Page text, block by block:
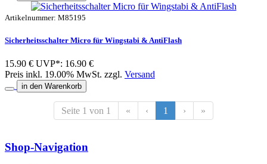
Artikelnummer: M85195
Sicherheitsschalter Micro für Wingstabi & AntiFlash
15.90 € UVP*: 16.90 €
Preis inkl. 19.00% MwSt. zzgl. Versand
in den Warenkorb
Seite 1 von 1 « ‹ 1 › »
Shop-Navigation